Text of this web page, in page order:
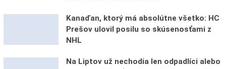
Kanaďan, ktorý má absolútne všetko: HC
Prešov ulovil posilu so skúsenosťami z
NHL
Na Liptov už nechodia len odpadlíci alebo